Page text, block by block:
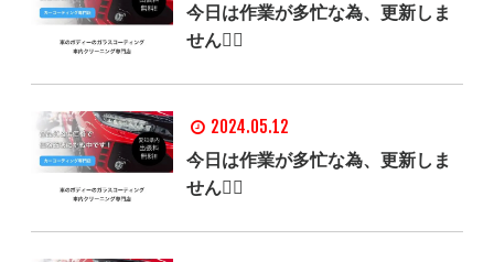
今日は作業が多忙な為、更新しま
せん🙇‍♂️
2024.05.12
今日は作業が多忙な為、更新しま
せん🙇‍♂️